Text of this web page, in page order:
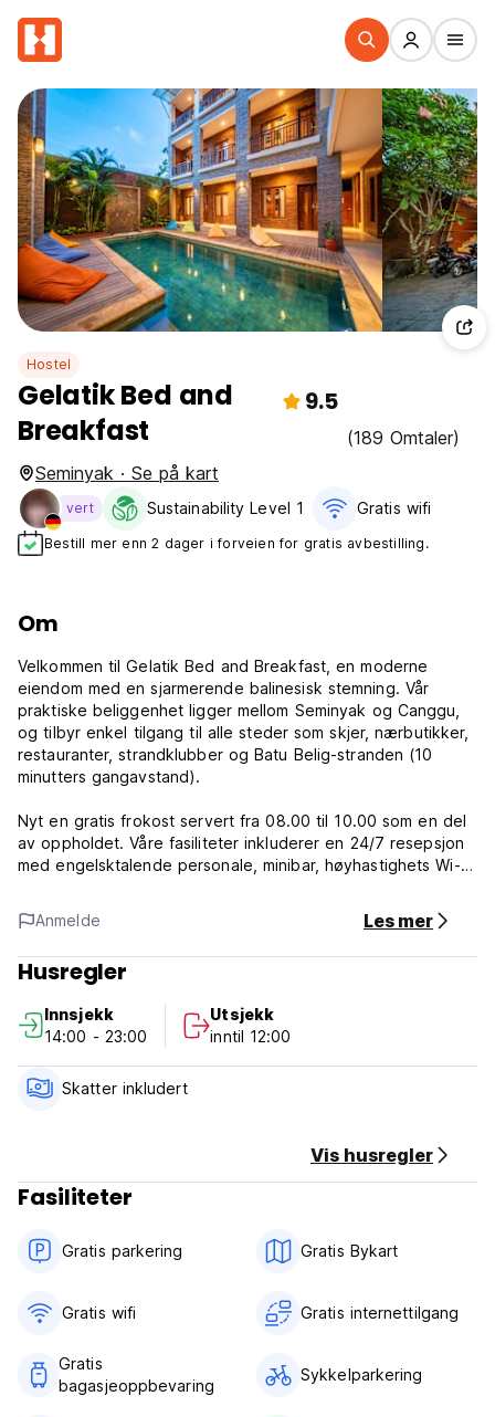
Hostel
Gelatik Bed and
Breakfast
9.5
(189 Omtaler)
Seminyak · Se på kart
vert Sustainability Level 1 Gratis wifi‎
Bestill mer enn 2 dager i forveien for gratis avbestilling.
Om
Velkommen til Gelatik Bed and Breakfast, en moderne
eiendom med en sjarmerende balinesisk stemning. Vår
praktiske beliggenhet ligger mellom Seminyak og Canggu,
og tilbyr enkel tilgang til alle steder som skjer, nærbutikker,
restauranter, strandklubber og Batu Belig-stranden (10
minutters gangavstand).
Nyt en gratis frokost servert fra 08.00 til 10.00 som en del
av oppholdet. Våre fasiliteter inkluderer en 24/7 resepsjon
med engelsktalende personale, minibar, høyhastighets Wi-Fi,
filtrert vann, kjøkken, motorsykkelparkering og et barbord.
Opplev komfort og bekvemmelighet på Gelatik Bed and
Breakfast, hvor moderne fasiliteter møter lokket til
language)
Anmelde Les mer
Husregler
Innsjekk
14:00 - 23:00
Utsjekk
inntil 12:00
Skatter inkludert
Vis husregler
Fasiliteter
Gratis parkering Gratis Bykart
Gratis wifi‎ Gratis internettilgang
Gratis
bagasjeoppbevaring
Sykkelparkering